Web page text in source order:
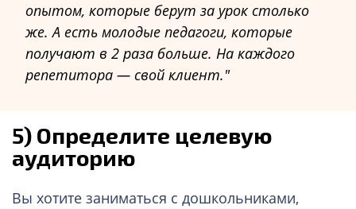
опытом, которые берут за урок столько
же. А есть молодые педагоги, которые
получают в 2 раза больше. На каждого
репетитора — свой клиент.
5) Определите целевую
аудиторию
Вы хотите заниматься с дошкольниками,